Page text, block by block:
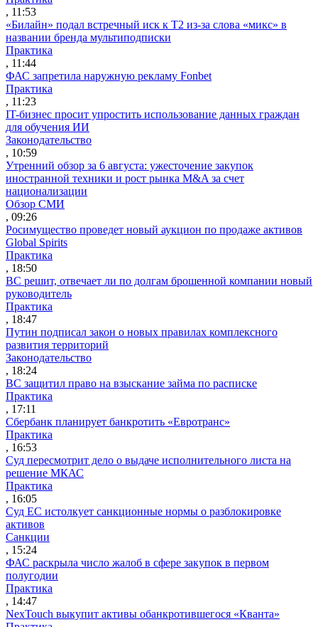
, 11:53
«Билайн» подал встречный иск к Т2 из-за слова «микс» в
названии бренда мультиподписки
Практика
, 11:44
ФАС запретила наружную рекламу Fonbet
Практика
, 11:23
IT-бизнес просит упростить использование данных граждан
для обучения ИИ
Законодательство
, 10:59
Утренний обзор за 6 августа: ужесточение закупок
иностранной техники и рост рынка M&A за счет
национализации
Обзор СМИ
, 09:26
Росимущество проведет новый аукцион по продаже активов
Global Spirits
Практика
, 18:50
ВС решит, отвечает ли по долгам брошенной компании новый
руководитель
Практика
, 18:47
Путин подписал закон о новых правилах комплексного
развития территорий
Законодательство
, 18:24
ВС защитил право на взыскание займа по расписке
Практика
, 17:11
Сбербанк планирует банкротить «Евротранс»
Практика
, 16:53
Суд пересмотрит дело о выдаче исполнительного листа на
решение МКАС
Практика
, 16:05
Суд ЕС истолкует санкционные нормы о разблокировке
активов
Санкции
, 15:24
ФАС раскрыла число жалоб в сфере закупок в первом
полугодии
Практика
, 14:47
NexTouch выкупит активы обанкротившегося «Кванта»